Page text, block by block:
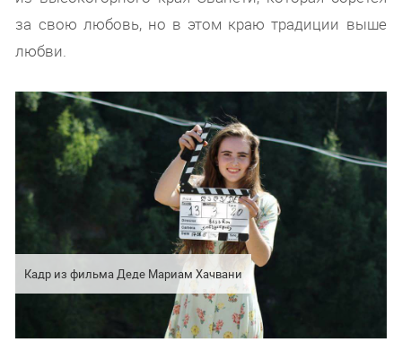
за свою любовь, но в этом краю традиции выше
любви.
Кадр из фильма Деде Мариам Хачвани